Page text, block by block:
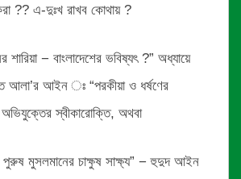
?? এ-দুঃখ রাখব কোথায় ?
শারিয়া − বাংলাদেশের ভবিষ্যৎ ?” অধ্যায়ে
আলা’র আইন ঃ “পরকীয়া ও ধর্ষণের
স্বীকারোক্তি, অথবা
মুসলমানের চাক্ষুষ সাক্ষ্য” − হুদুদ আইন